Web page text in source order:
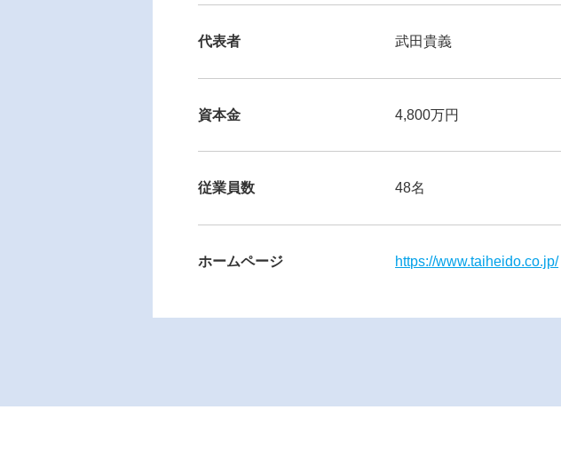
代表者 武田貴義
資本金 4,800万円
従業員数 48名
ホームページ https://www.taiheido.co.jp/